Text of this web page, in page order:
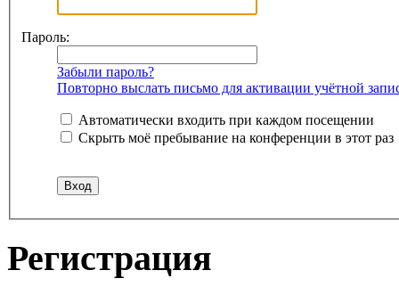
Пароль:
Забыли пароль?
Повторно выслать письмо для активации учётной
Автоматически входить при каждом посещении
Скрыть моё пребывание на конференции в этот раз
Регистрация